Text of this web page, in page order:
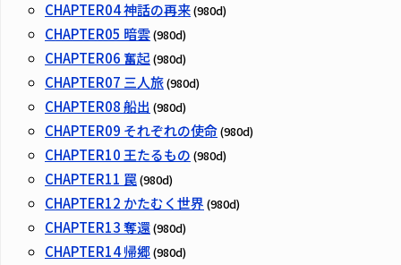
CHAPTER04 神話の再来(980d)
CHAPTER05 暗雲(980d)
CHAPTER06 奮起(980d)
CHAPTER07 三人旅(980d)
CHAPTER08 船出 (980d)
CHAPTER09 それぞれの使命(980d)
CHAPTER10 王たるもの (980d)
CHAPTER11 罠(980d)
CHAPTER12 かたむく世界 (980d)
CHAPTER13 奪還(980d)
CHAPTER14 帰郷(980d)